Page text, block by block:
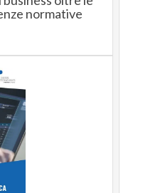
normative